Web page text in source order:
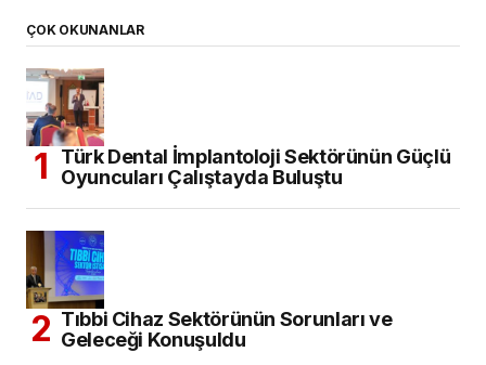
ÇOK OKUNANLAR
Türk Dental İmplantoloji Sektörünün Güçlü
Oyuncuları Çalıştayda Buluştu
Tıbbi Cihaz Sektörünün Sorunları ve
Geleceği Konuşuldu